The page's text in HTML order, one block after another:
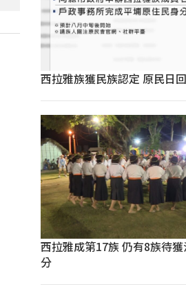
西拉雅族獲民族認定 原民日
西拉雅成第17族 仍有8族待
分